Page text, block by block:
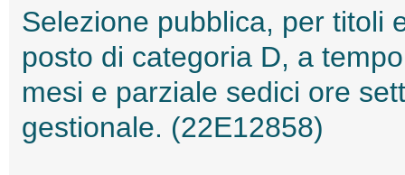
Selezione pubblica, per titoli
posto di categoria D, a
mesi e parziale sedici ore
gestionale. (22E12858)